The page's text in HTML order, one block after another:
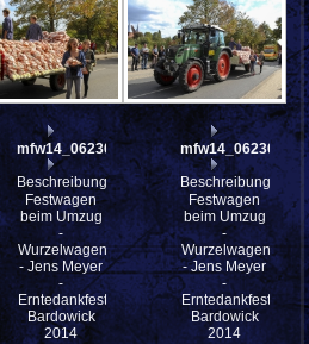
mfw14_062303
Beschreibung:
Festwagen
beim Umzug
-
Wurzelwagen
- Jens Meyer
-
Erntedankfestes
Bardowick
2014
mfw14_062302
Beschreibung:
Festwagen
beim Umzug
-
Wurzelwagen
- Jens Meyer
-
Erntedankfestes
Bardowick
2014